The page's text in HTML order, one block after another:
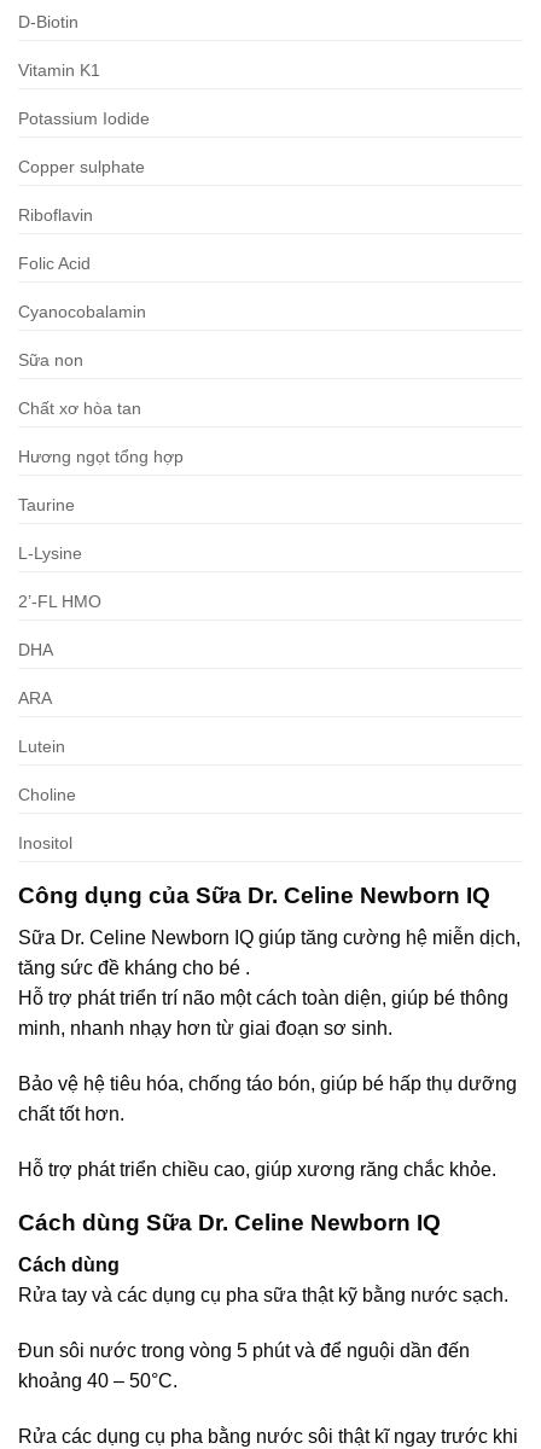
D-Biotin
Vitamin K1
Potassium Iodide
Copper sulphate
Riboflavin
Folic Acid
Cyanocobalamin
Sữa non
Chất xơ hòa tan
Hương ngọt tổng hợp
Taurine
L-Lysine
2’-FL HMO
DHA
ARA
Lutein
Choline
Inositol
Công dụng của Sữa Dr. Celine Newborn IQ
Sữa Dr. Celine Newborn IQ giúp tăng cường hệ miễn dịch,
tăng sức đề kháng cho bé .
Hỗ trợ phát triển trí não một cách toàn diện, giúp bé thông
minh, nhanh nhạy hơn từ giai đoạn sơ sinh.
Bảo vệ hệ tiêu hóa, chống táo bón, giúp bé hấp thụ dưỡng
chất tốt hơn.
Hỗ trợ phát triển chiều cao, giúp xương răng chắc khỏe.
Cách dùng Sữa Dr. Celine Newborn IQ
Cách dùng
Rửa tay và các dụng cụ pha sữa thật kỹ bằng nước sạch.
Đun sôi nước trong vòng 5 phút và để nguội dần đến
khoảng 40 – 50°C.
Rửa các dụng cụ pha bằng nước sôi thật kĩ ngay trước khi